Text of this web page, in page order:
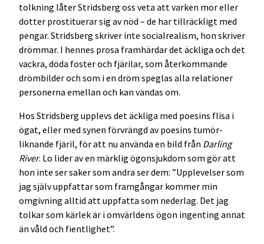
tolkning låter Stridsberg oss veta att varken mor eller
dotter prostituerar sig av nöd – de har tillräckligt med
pengar. Stridsberg skriver inte socialrealism, hon skriver
drömmar. I hennes prosa framhärdar det äckliga och det
vackra, döda foster och fjärilar, som återkommande
drömbilder och som i en dröm speglas alla relationer
personerna emellan och kan vändas om.
Hos Stridsberg upplevs det äckliga med poesins flisa i
ögat, eller med synen förvrängd av poesins tumör-
liknande fjäril, för att nu använda en bild från Darling
River. Lo lider av en märklig ögonsjukdom som gör att
hon inte ser saker som andra ser dem: ”Upplevelser som
jag själv uppfattar som framgångar kommer min
omgivning alltid att uppfatta som nederlag. Det jag
tolkar som kärlek är i omvärldens ögon ingenting annat
än våld och fientlighet”.